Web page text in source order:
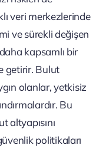
veri merkezlerinde
ve sürekli değişen
kapsamlı bir
getirir. Bulut
olanlar, yetkisiz
Bu
altyapısını
politikaları